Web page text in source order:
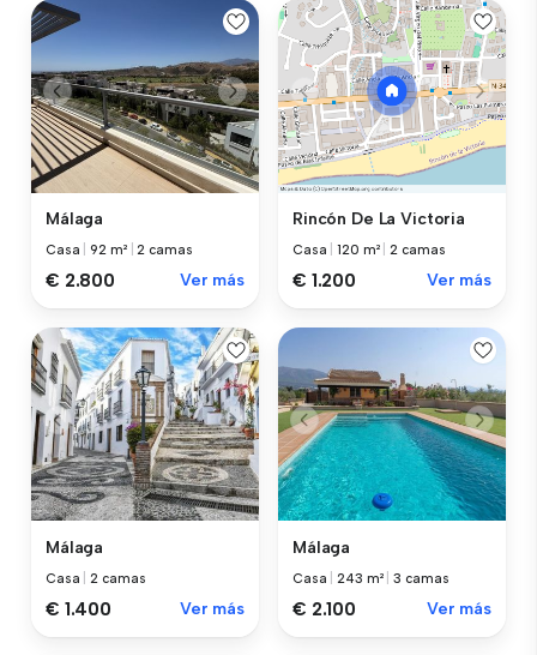
Málaga
Casa |92 m² |2 camas
€ 2.800 Ver más
Rincón De La Victoria
Casa |120 m² |2 camas
€ 1.200 Ver más
Málaga
Casa |2 camas
€ 1.400 Ver más
Málaga
Casa |243 m² |3 camas
€ 2.100 Ver más